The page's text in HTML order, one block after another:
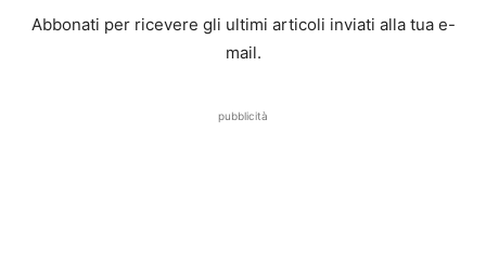
Abbonati per ricevere gli ultimi articoli inviati alla tua e-
mail.
pubblicità